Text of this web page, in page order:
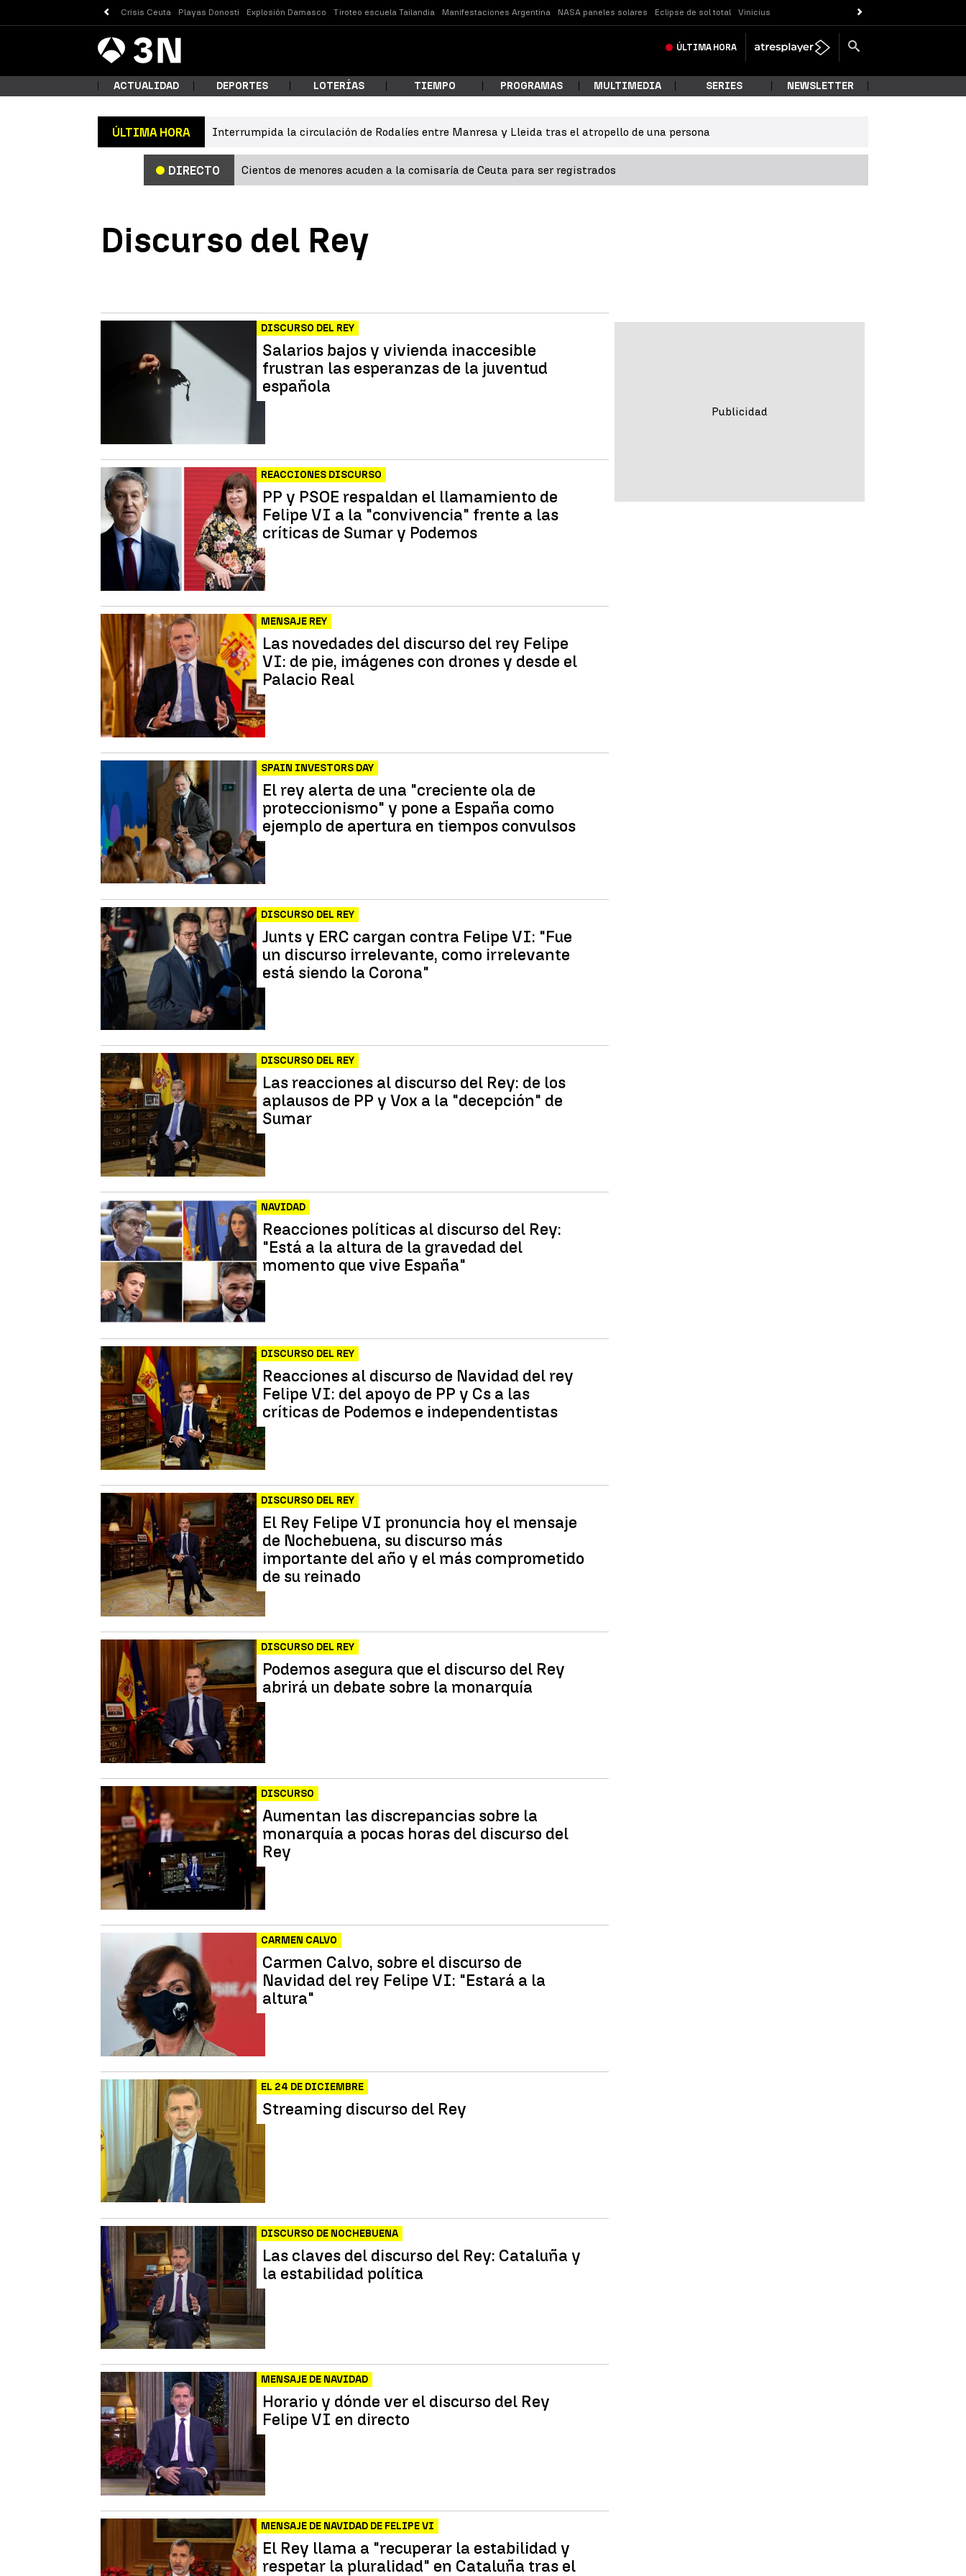
Crisis Ceuta Playas Donosti Explosión Damasco Tiroteo escuela Tailandia Manifestaciones Argentina NASA paneles solares Eclipse de sol total Vinicius
Antena
3 Noticias ÚLTIMA HORA
¿Qué estás buscando?
ACTUALIDAD DEPORTES LOTERÍAS TIEMPO PROGRAMAS MULTIMEDIA SERIES NEWSLETTER
ÚLTIMA HORA Interrumpida la circulación de Rodalíes entre Manresa y Lleida tras el atropello de una persona
DIRECTO Cientos de menores acuden a la comisaría de Ceuta para ser registrados
Discurso del Rey
DISCURSO DEL REY
Salarios bajos y vivienda inaccesible
frustran las esperanzas de la juventud
española
REACCIONES DISCURSO
PP y PSOE respaldan el llamamiento de
Felipe VI a la "convivencia" frente a las
críticas de Sumar y Podemos
MENSAJE REY
Las novedades del discurso del rey Felipe
VI: de pie, imágenes con drones y desde el
Palacio Real
SPAIN INVESTORS DAY
El rey alerta de una "creciente ola de
proteccionismo" y pone a España como
ejemplo de apertura en tiempos convulsos
DISCURSO DEL REY
Junts y ERC cargan contra Felipe VI: "Fue
un discurso irrelevante, como irrelevante
está siendo la Corona"
DISCURSO DEL REY
Las reacciones al discurso del Rey: de los
aplausos de PP y Vox a la "decepción" de
Sumar
NAVIDAD
Reacciones políticas al discurso del Rey:
"Está a la altura de la gravedad del
momento que vive España"
DISCURSO DEL REY
Reacciones al discurso de Navidad del rey
Felipe VI: del apoyo de PP y Cs a las
críticas de Podemos e independentistas
DISCURSO DEL REY
El Rey Felipe VI pronuncia hoy el mensaje
de Nochebuena, su discurso más
importante del año y el más comprometido
de su reinado
DISCURSO DEL REY
Podemos asegura que el discurso del Rey
abrirá un debate sobre la monarquía
DISCURSO
Aumentan las discrepancias sobre la
monarquía a pocas horas del discurso del
Rey
CARMEN CALVO
Carmen Calvo, sobre el discurso de
Navidad del rey Felipe VI: "Estará a la
altura"
EL 24 DE DICIEMBRE
Streaming discurso del Rey
DISCURSO DE NOCHEBUENA
Las claves del discurso del Rey: Cataluña y
la estabilidad política
MENSAJE DE NAVIDAD
Horario y dónde ver el discurso del Rey
Felipe VI en directo
MENSAJE DE NAVIDAD DE FELIPE VI
El Rey llama a "recuperar la estabilidad y
respetar la pluralidad" en Cataluña tras el